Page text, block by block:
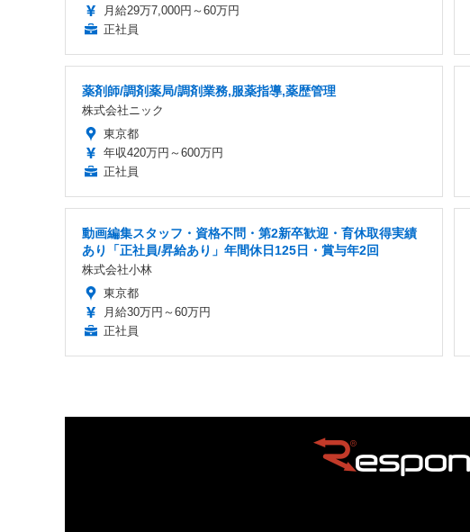
月給29万7,000円～60万円
正社員
薬剤師/調剤薬局/調剤業務,服薬指導,薬歴管理
株式会社ニック
東京都
年収420万円～600万円
正社員
動画編集スタッフ・資格不問・第2新卒歓迎・育休取得実績
あり「正社員/昇給あり」年間休日125日・賞与年2回
株式会社小林
東京都
月給30万円～60万円
正社員